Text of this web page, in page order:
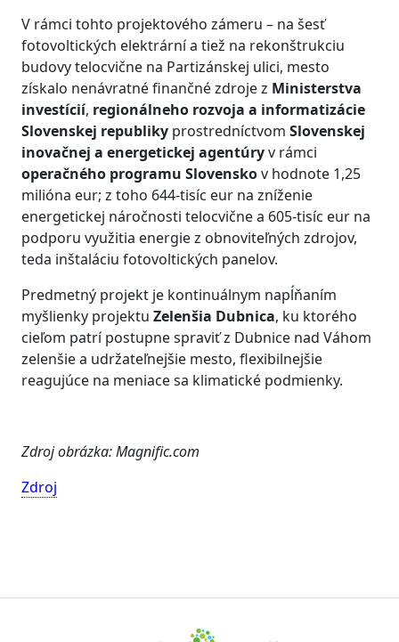
V rámci tohto projektového zámeru – na šesť
fotovoltických elektrární a tiež na rekonštrukciu
budovy telocvične na Partizánskej ulici, mesto
získalo nenávratné finančné zdroje z Ministerstva
investícií, regionálneho rozvoja a informatizácie
Slovenskej republiky prostredníctvom Slovenskej
inovačnej a energetickej agentúryv rámci
operačného programu Slovenskov hodnote 1,25
milióna eur; z toho 644-tisíc eur na zníženie
energetickej náročnosti telocvične a 605-tisíc eur na
podporu využitia energie z obnoviteľných zdrojov,
teda inštaláciu fotovoltických panelov.
Predmetný projekt je kontinuálnym napĺňaním
myšlienky projektu Zelenšia Dubnica, ku ktorého
cieľom patrí postupne spraviť z Dubnice nad Váhom
zelenšie a udržateľnejšie mesto, flexibilnejšie
reagujúce na meniace sa klimatické podmienky.
Zdroj obrázka: Magnific.com
Zdroj